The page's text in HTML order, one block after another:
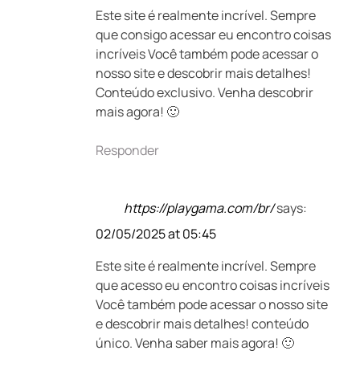
Este site é realmente incrível. Sempre
que consigo acessar eu encontro coisas
incríveis Você também pode acessar o
nosso site e descobrir mais detalhes!
Conteúdo exclusivo. Venha descobrir
mais agora! 🙂
Responder
https://playgama.com/br/says:
02/05/2025 at 05:45
Este site é realmente incrível. Sempre
que acesso eu encontro coisas incríveis
Você também pode acessar o nosso site
e descobrir mais detalhes! conteúdo
único. Venha saber mais agora! 🙂